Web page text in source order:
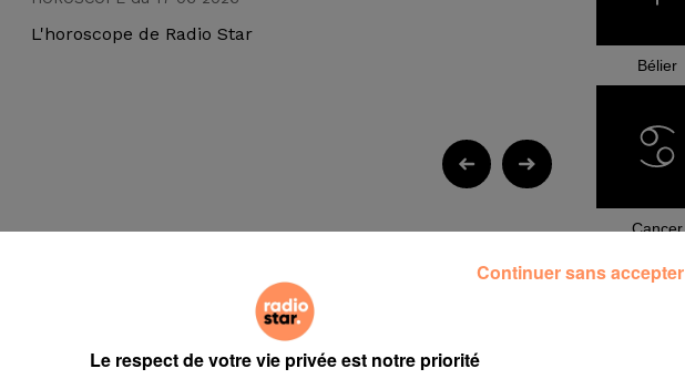
L'horoscope de Radio Star
Bélier
Cancer
Le respect de votre vie privée est notre priorité
Continuer sans accepter